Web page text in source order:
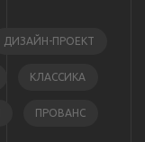
ДИЗАЙН-ПРОЕКТ
КЛАССИКА
ПРОВАНС